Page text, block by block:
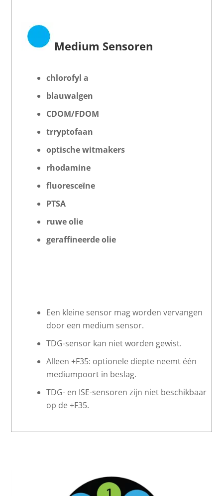
Medium Sensoren
chlorofyl a
blauwalgen
CDOM/FDOM
trryptofaan
optische witmakers
rhodamine
fluoresceïne
PTSA
ruwe olie
geraffineerde olie
Een kleine sensor mag worden vervangen
door een medium sensor.
TDG-sensor kan niet worden gewist.
Alleen +F35: optionele diepte neemt één
mediumpoort in beslag.
TDG- en ISE-sensoren zijn niet beschikbaar
op de +F35.